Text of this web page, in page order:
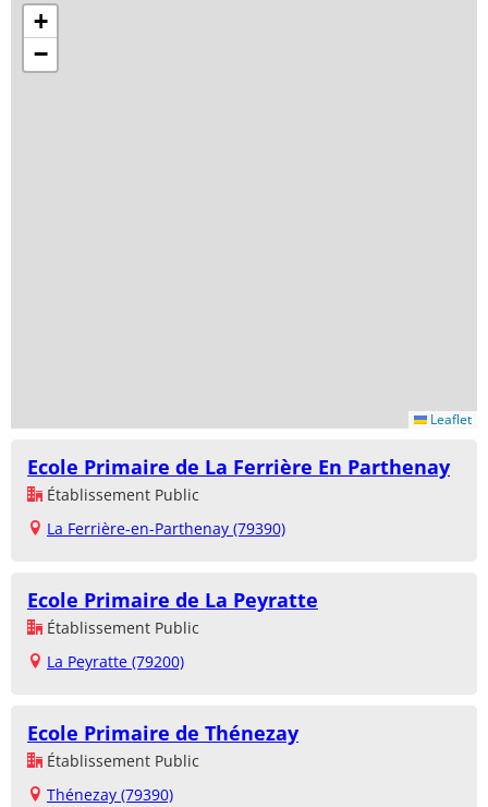
+
−
Leaflet
Ecole Primaire de La Ferrière En Parthenay
Établissement Public
La Ferrière-en-Parthenay (79390)
Ecole Primaire de La Peyratte
Établissement Public
La Peyratte (79200)
Ecole Primaire de Thénezay
Établissement Public
Thénezay (79390)